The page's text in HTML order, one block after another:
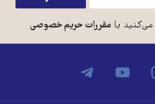
می‌کنید بامقررات حریم خصوصی